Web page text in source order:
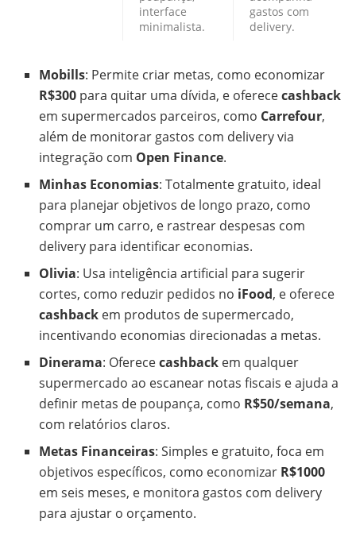
interface
minimalista.
gastos com
delivery.
Mobills: Permite criar metas, como economizar
R$300 para quitar uma dívida, e oferececashback
em supermercados parceiros, como Carrefour,
além de monitorar gastos com delivery via
integração com Open Finance.
Minhas Economias: Totalmente gratuito, ideal
para planejar objetivos de longo prazo, como
comprar um carro, e rastrear despesas com
delivery para identificar economias.
Olivia: Usa inteligência artificial para sugerir
cortes, como reduzir pedidos no iFood, e oferece
cashback em produtos de supermercado,
incentivando economias direcionadas a metas.
Dinerama: Oferececashback em qualquer
supermercado ao escanear notas fiscais e ajuda a
definir metas de poupança, como R$50/semana,
com relatórios claros.
Metas Financeiras: Simples e gratuito, foca em
objetivos específicos, como economizar R$1000
em seis meses, e monitora gastos com delivery
para ajustar o orçamento.